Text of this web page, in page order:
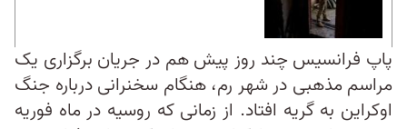
پاپ فرانسیس چند روز پیش‌ هم در جریان برگزاری یک
مراسم مذهبی در شهر رم، هنگام سخنرانی درباره جنگ
اوکراین به گریه افتاد. از زمانی که روسیه در ماه فوریه